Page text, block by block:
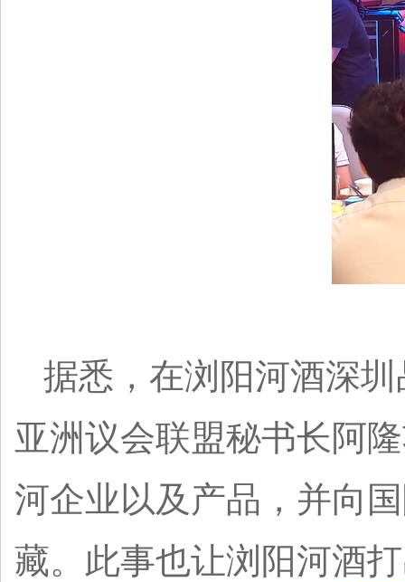
据悉，在浏阳河酒深
亚洲议会联盟秘书长阿
河企业以及产品，并向
藏。此事也让浏阳河酒